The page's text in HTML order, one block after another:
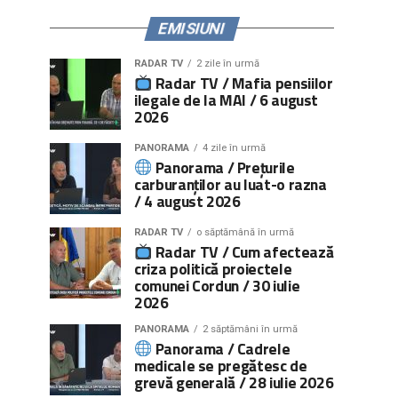
EMISIUNI
RADAR TV 2 zile în urmă
Radar TV / Mafia pensiilor
ilegale de la MAI / 6 august
2026
PANORAMA 4 zile în urmă
Panorama / Prețurile
carburanților au luat-o razna
/ 4 august 2026
RADAR TV o săptămână în urmă
Radar TV / Cum afectează
criza politică proiectele
comunei Cordun / 30 iulie
2026
PANORAMA 2 săptămâni în urmă
Panorama / Cadrele
medicale se pregătesc de
grevă generală / 28 iulie 2026